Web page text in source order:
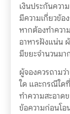
เงินประกันควา
มีความเกี่ยวข้อ
หากต้องทำควา
อาหารฝังแน่น
มีขยะจำนวนมา
ผู้จองควรถามว่
ใด และกรณีใด
ทำความสะอาด
ข้อความก่อนโอ